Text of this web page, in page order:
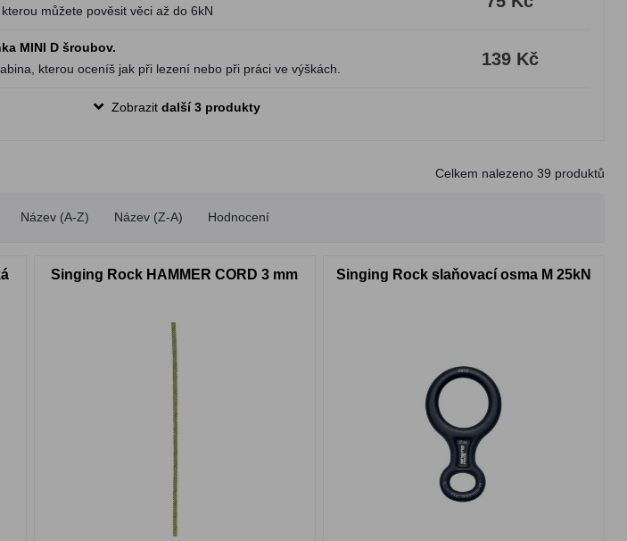
můžete pověsit věci až do 6kN
MINI D šroubov.
kterou oceníš jak při lezení nebo při práci ve výškách.
139 Kč
Zobrazitdalší 3 produkty
Celkem nalezeno 39 produktů
Název (A-Z) Název (Z-A) Hodnocení
Singing Rock HAMMER CORD 3 mm Singing Rock slaňovací osma M 25kN